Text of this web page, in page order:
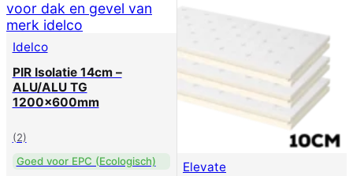
Idelco
PIR Isolatie 14cm –
ALU/ALU TG
1200x600mm
(2)
Goed voor EPC (Ecologisch)
Elevate